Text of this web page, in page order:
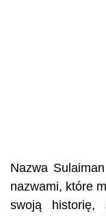
Nazwa
nazwami, które
swoją historię,